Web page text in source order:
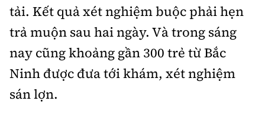
Thế giới xây dựng
Lối sống
Ẩm thực
Camera giao thông
Câu chuyện giao thông
Cơ quan chủ quản: Bộ Xây dựng
Giấy phép số: 03/GP-BVHTTDL, cấp ngày 1/4/2025.
tải. Kết quả xét nghiệm buộc phải hẹn
trả muộn sau hai ngày. Và trong sáng
nay cũng khoảng gần 300 trẻ từ Bắc
Ninh được đưa tới khám, xét nghiệm
sán lợn.